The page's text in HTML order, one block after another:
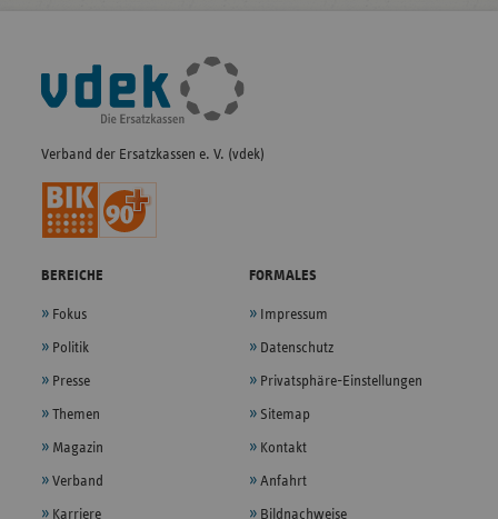
Fußleisten-
Navigation
Verband der Ersatzkassen e. V. (vdek)
BEREICHE
Fokus
Politik
Presse
Themen
Magazin
Verband
Karriere
FORMALES
Impressum
Datenschutz
Privatsphäre-Einstellungen
Sitemap
Kontakt
Anfahrt
Bildnachweise